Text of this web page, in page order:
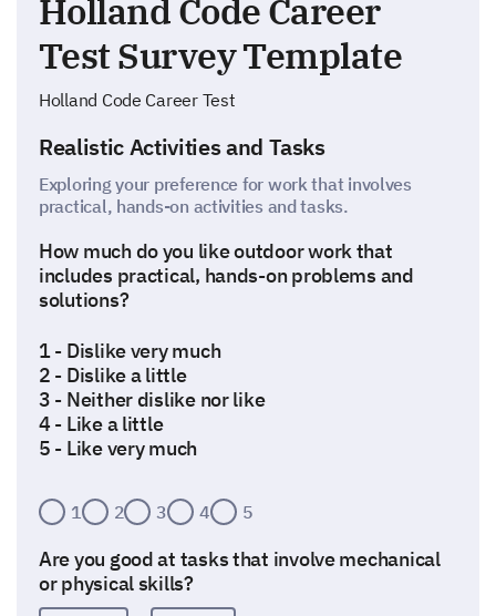
Holland Code Career
Test Survey Template
Holland Code Career Test
Realistic Activities and Tasks
Exploring your preference for work that involves
practical, hands-on activities and tasks.
How much do you like outdoor work that
includes practical, hands-on problems and
solutions?
1 - Dislike very much
2 - Dislike a little
3 - Neither dislike nor like
4 - Like a little
5 - Like very much
1 2 3 4 5
Are you good at tasks that involve mechanical
or physical skills?